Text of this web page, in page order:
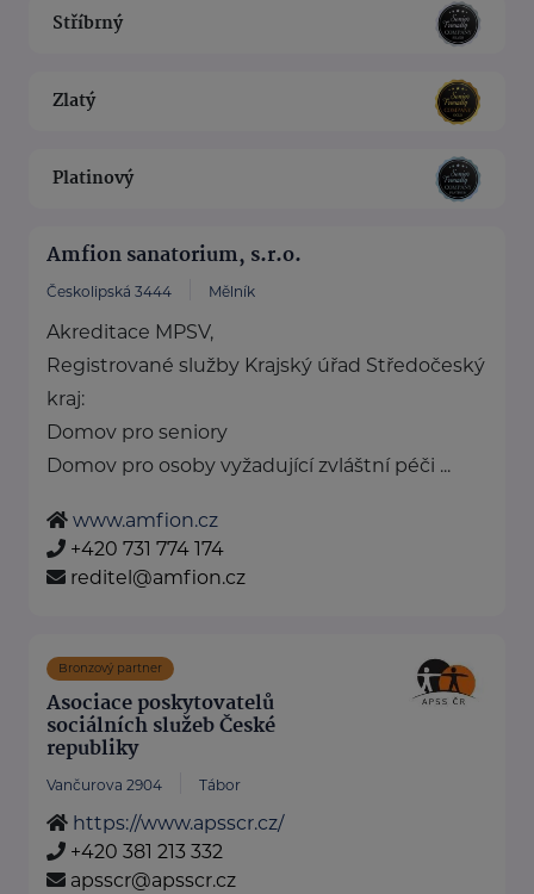
Stříbrný
Zlatý
Platinový
Amfion sanatorium, s.r.o.
Českolipská 3444 Mělník
Akreditace MPSV,
Registrované služby Krajský úřad Středočeský
kraj:
Domov pro seniory
Domov pro osoby vyžadující zvláštní péči ...
www.amfion.cz
+420 731 774 174
reditel@amfion.cz
Bronzový partner
Asociace poskytovatelů
sociálních služeb České
republiky
Vančurova 2904 Tábor
https://www.apsscr.cz/
+420 381 213 332
apsscr@apsscr.cz